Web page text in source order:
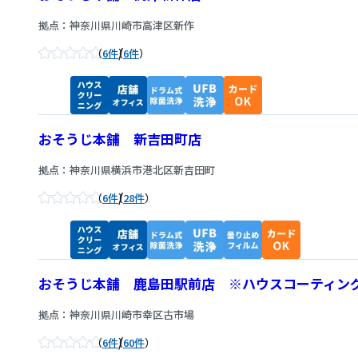
拠点：神奈川県川崎市高津区新作
6件/6件
おそうじ本舗 新吉田町店
拠点：神奈川県横浜市港北区新吉田町
6件/28件
おそうじ本舗 鹿島田駅前店 ※ハウスコーティン
拠点：神奈川県川崎市幸区古市場
6件/60件